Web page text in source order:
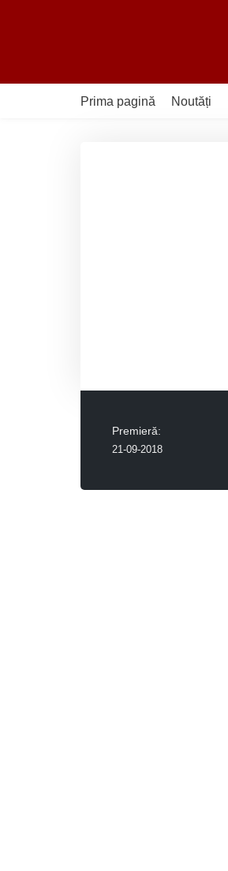
conținut
Prima pagină
Noutăți
Premieră:
21-09-2018